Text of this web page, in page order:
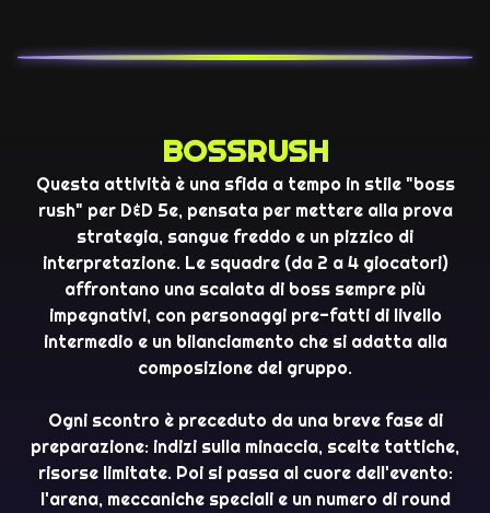
BOSSRUSH
Questa attività è una sfida a tempo in stile "boss
rush" per D&D 5e, pensata per mettere alla prova
strategia, sangue freddo e un pizzico di
interpretazione. Le squadre (da 2 a 4 giocatori)
affrontano una scalata di boss sempre più
impegnativi, con personaggi pre-fatti di livello
intermedio e un bilanciamento che si adatta alla
composizione del gruppo.
Ogni scontro è preceduto da una breve fase di
preparazione: indizi sulla minaccia, scelte tattiche,
risorse limitate. Poi si passa al cuore dell'evento:
l'arena, meccaniche speciali e un numero di round